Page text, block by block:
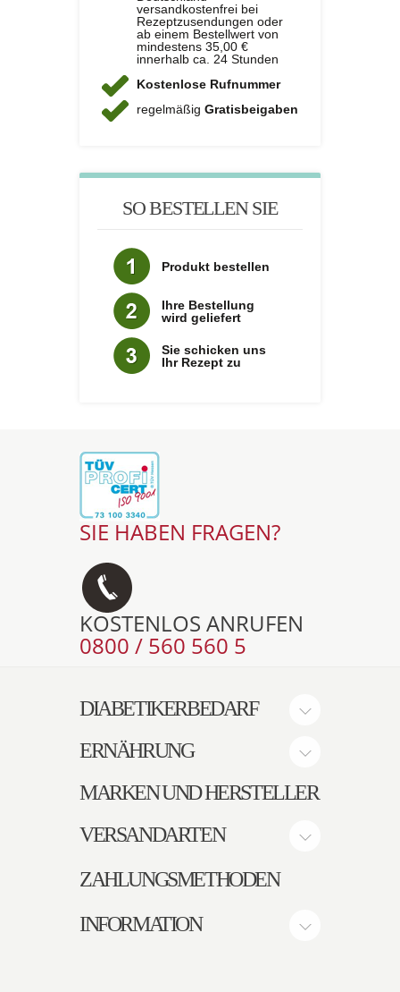
versandkostenfrei bei
Rezeptzusendungen oder
ab einem Bestellwert von
mindestens 35,00 €
innerhalb ca. 24 Stunden
Kostenlose Rufnummer
regelmäßig Gratisbeigaben
SO BESTELLEN SIE
Produkt bestellen
Ihre Bestellung
wird geliefert
Sie schicken uns
Ihr Rezept zu
SIE HABEN FRAGEN?
KOSTENLOS ANRUFEN
0800 / 560 560 5
DIABETIKERBEDARF
ERNÄHRUNG
MARKEN UND HERSTELLER
VERSANDARTEN
ZAHLUNGSMETHODEN
INFORMATION